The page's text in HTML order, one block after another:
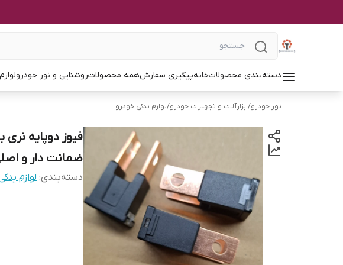
دسته‌بندی محصولاتخانهپیگیری سفارشهمه محصولاتروشنایی و نور خودرو
نور خودرو/ابزارآلات و تجهیزات خودرو/لوازم یدکی خودرو
ضمانت دار و
دسته‌بندی: لوازم